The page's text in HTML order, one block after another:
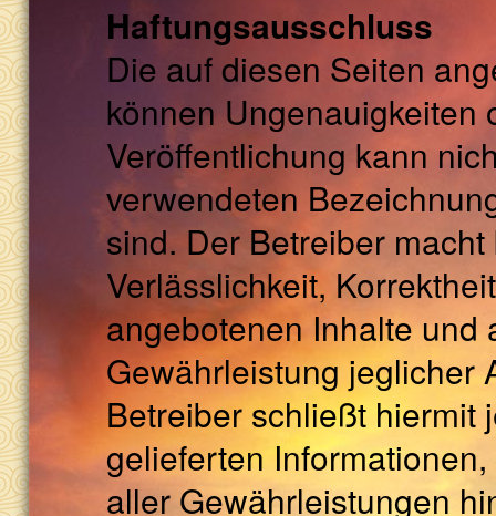
Haftungsausschluss
Die auf diesen Seiten
können Ungenauigkeiten
Veröffentlichung kann
verwendeten
sind. Der Betreiber
Verlässlichkeit,
angebotenen Inhalte und
Gewährleistung jeglicher
Betreiber schließt hiermit
gelieferten
aller Gewährleistungen